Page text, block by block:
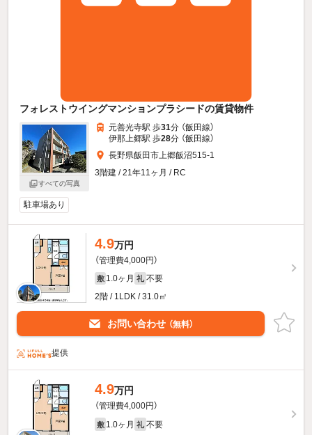
フォレストウイングマンションプラシードの賃貸物件
すべての写真
元善光寺駅 歩31分 （飯田線）
伊那上郷駅 歩28分 （飯田線）
長野県飯田市上郷飯沼515-1
3階建 / 21年11ヶ月 / RC
駐車場あり
4.9万円
（管理費4,000円）
敷 1.0ヶ月 礼 不要
2階 / 1LDK / 31.0㎡
お問い合わせ （無料）
提供
4.9万円
（管理費4,000円）
敷 1.0ヶ月 礼 不要